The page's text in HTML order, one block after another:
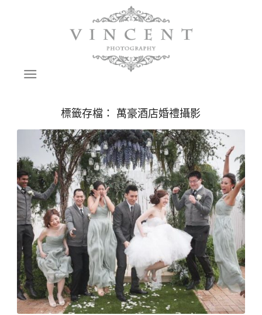
標籤存檔： 萬豪酒店婚禮攝影